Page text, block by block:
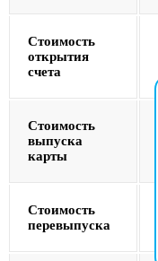
Стоимость
открытия
счета
Стоимость
выпуска
карты
Стоимость
перевыпуска